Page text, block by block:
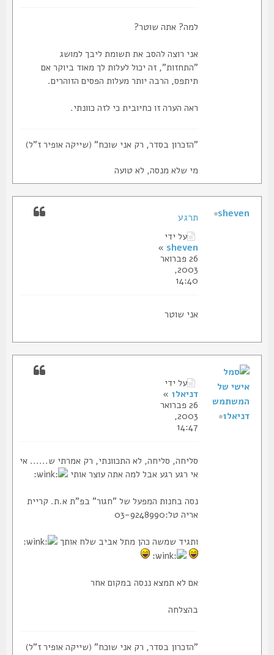
למה? אתה שוטר?
אני רוצה להסב את תשומת ליבך למושג
"התחזות", זה יכול לעלות לך מאוד ביוקר אם
תיתפס, הרבה יותר מעלות הפסים הזוהרים.
ראה הערה זו כחיובית כי לזה כוונתי.
"הזכרון בסדר, רק אני שוכח" (שייקה אופיר ז"ל)
מי שלא מנסה, לא טועה
תרגע
על ידי
sheven
»
26 פברואר
2003,
14:40
אני שוטר
sheven
על ידי
דניאל1 »
26 פברואר
2003,
14:47
סליחה, סליחה, לא התכוונתי, רק אמרתי ש...... אי
אי רגע רגע אבל למה אתה עוצר אותי
נסה בחנות המפעל של "חגור" בפ"ת א.ת. קריית
אריה טל:03-9248990
ותגיד שמשה כהן מתל אביב שלח אותך
אם לא תמצא ננסה במקום אחר
בהצלחה
"הזכרון בסדר, רק אני שוכח" (שייקה אופיר ז"ל)
דניאל1